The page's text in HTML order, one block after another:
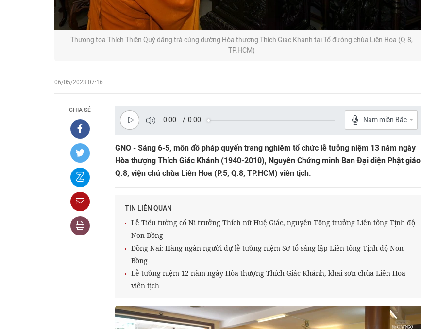
Thượng tọa Thích Thiện Quý dâng trà cúng dường Hòa thượng Thích Giác Khánh tại Tổ đường chùa Liên Hoa (Q.8,
TP.HCM)
06/05/2023 07:16
CHIA SẺ
0:00 / 0:00 Nam miền Bắc
GNO - Sáng 6-5, môn đồ pháp quyến trang nghiêm tổ chức lễ tưởng niệm 13 năm ngày
Hòa thượng Thích Giác Khánh (1940-2010), Nguyên Chứng minh Ban Đại diện Phật giáo
Q.8, viện chủ chùa Liên Hoa (P.5, Q.8, TP.HCM) viên tịch.
TIN LIÊN QUAN
Lễ Tiểu tường cố Ni trưởng Thích nữ Huệ Giác, nguyên Tông trưởng Liên tông Tịnh độ
Non Bồng
Đồng Nai: Hàng ngàn người dự lễ tưởng niệm Sơ tổ sáng lập Liên tông Tịnh độ Non
Bồng
Lễ tưởng niệm 12 năm ngày Hòa thượng Thích Giác Khánh, khai sơn chùa Liên Hoa
viên tịch